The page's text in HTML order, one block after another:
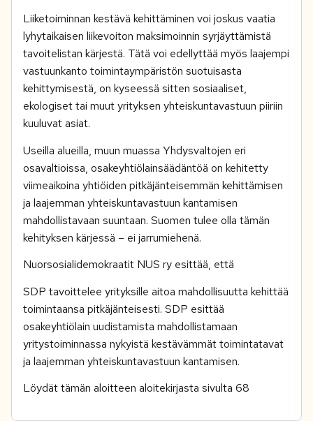
Liiketoiminnan kestävä kehittäminen voi joskus vaatia
lyhytaikaisen liikevoiton maksimoinnin syrjäyttämistä
tavoitelistan kärjestä. Tätä voi edellyttää myös laajempi
vastuunkanto toimintaympäristön suotuisasta
kehittymisestä, on kyseessä sitten sosiaaliset,
ekologiset tai muut yrityksen yhteiskuntavastuun piiriin
kuuluvat asiat.
Useilla alueilla, muun muassa Yhdysvaltojen eri
osavaltioissa, osakeyhtiölainsäädäntöä on kehitetty
viimeaikoina yhtiöiden pitkäjänteisemmän kehittämisen
ja laajemman yhteiskuntavastuun kantamisen
mahdollistavaan suuntaan. Suomen tulee olla tämän
kehityksen kärjessä – ei jarrumiehenä.
Nuorsosialidemokraatit NUS ry esittää, että
SDP tavoittelee yrityksille aitoa mahdollisuutta kehittää
toimintaansa pitkäjänteisesti. SDP esittää
osakeyhtiölain uudistamista mahdollistamaan
yritystoiminnassa nykyistä kestävämmät toimintatavat
ja laajemman yhteiskuntavastuun kantamisen.
Löydät tämän aloitteen aloitekirjasta sivulta 68